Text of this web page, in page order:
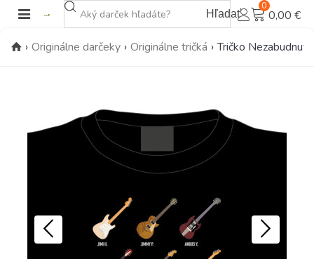
Hľadať
0
0,00 €
› Originálne darčeky › Originálne tričká › Tričko